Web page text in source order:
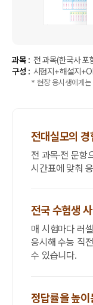
과목 : 전 과목(한국사 포
구성 : 시험지+해설지
* 현장 응시생에게
전대실모의
전 과목·전 문항
시간표에 맞춰
전국 수험생
매 시험마다 러
응시해 수능 직
수 있습니다.
정답률을 높